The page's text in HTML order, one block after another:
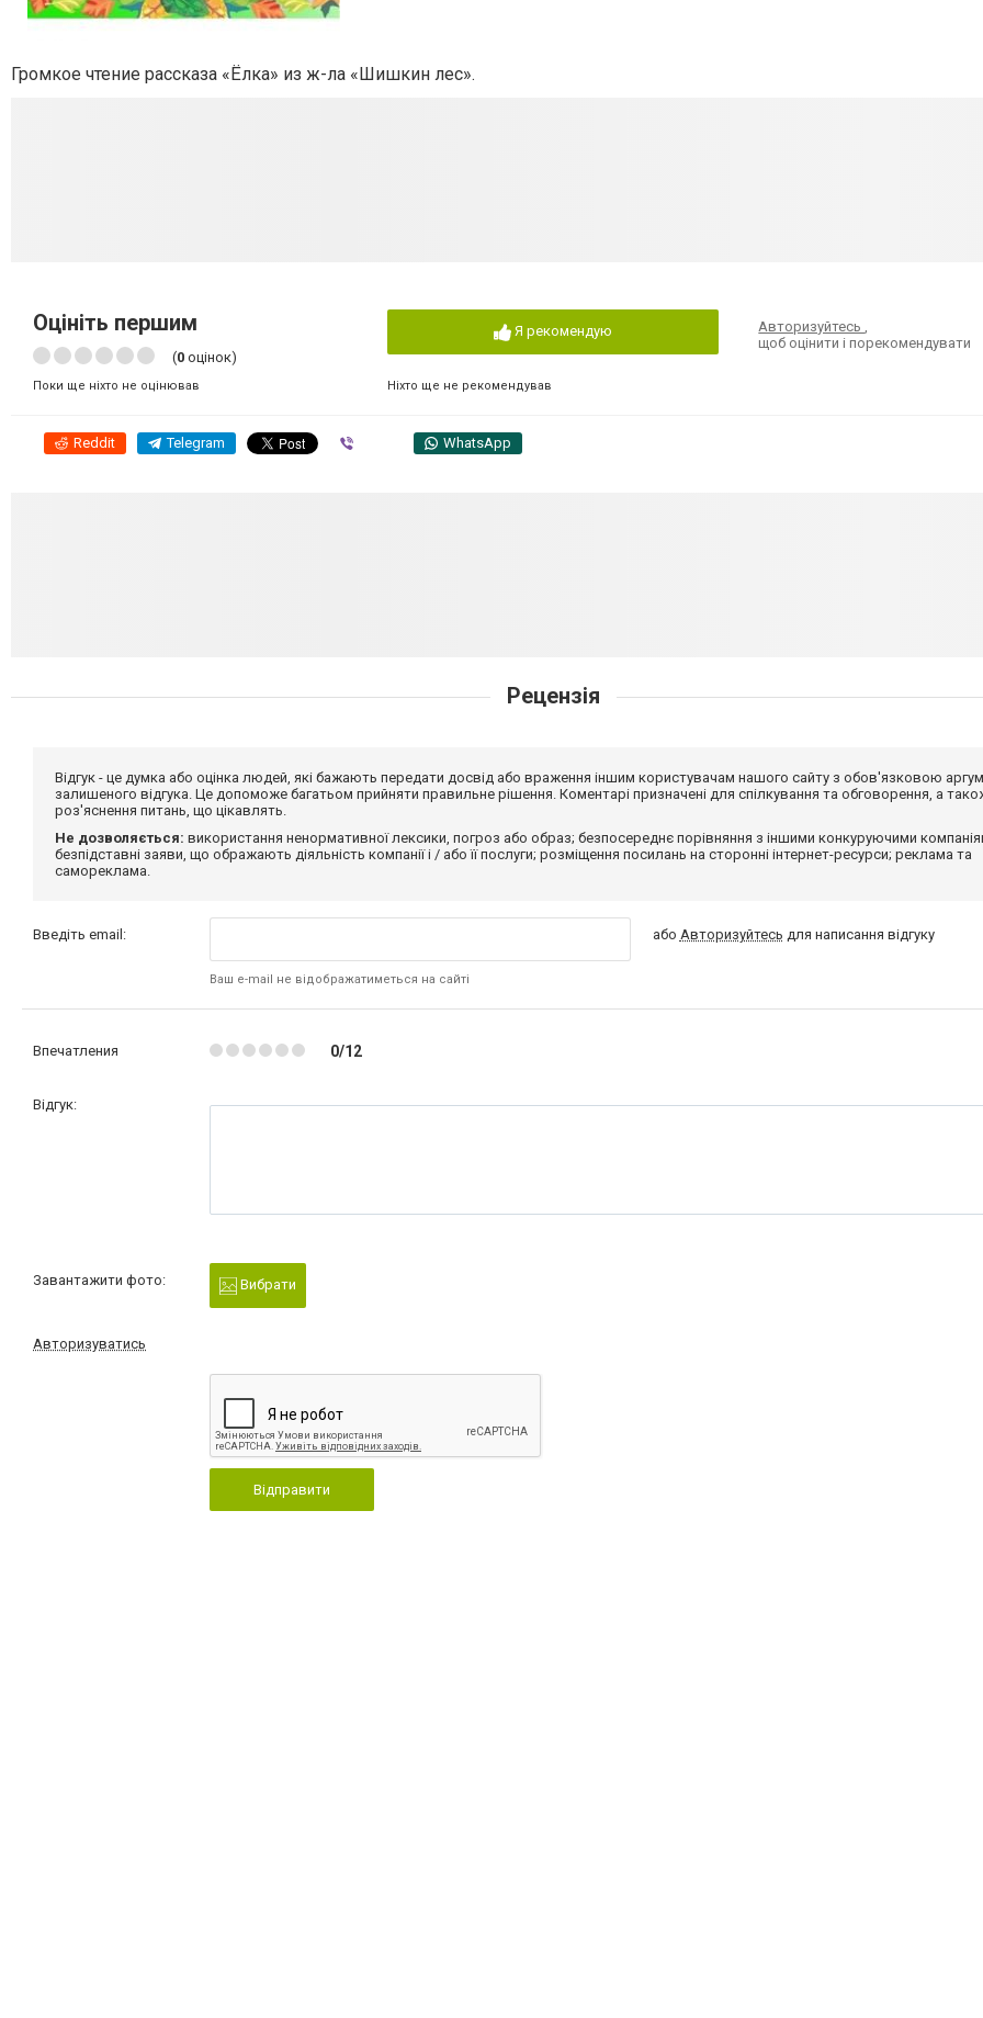
Громкое чтение рассказа «Ёлка» из ж-ла «Шишкин лес».
Оцініть першим
(0 оцінок)
Поки ще ніхто не оцінював
Я рекомендую
Ніхто ще не рекомендував
Авторизуйтесь,
щоб оцінити і порекомендувати
Reddit Telegram WhatsApp
Рецензія
Відгук - це думка або оцінка людей, які бажають передати досвід або враження іншим користувачам нашого сайту з обов'язковою
залишеного відгука. Це допоможе багатьом прийняти правильне рішення. Коментарі призначені для спілкування та обговорення, а
роз'яснення питань, що цікавлять.
Не дозволяється: використання ненормативної лексики, погроз або образ; безпосереднє порівняння з іншими конкуруючими
безпідставні заяви, що ображають діяльність компанії і / або її послуги; розміщення посилань на сторонні інтернет-ресурси; реклама та
самореклама.
Введіть email:
Ваш e-mail не відображатиметься на сайті
або Авторизуйтесь для написання відгуку
Впечатления 0/12
Відгук:
Завантажити фото: Вибрати
Авторизуватись
Відправити